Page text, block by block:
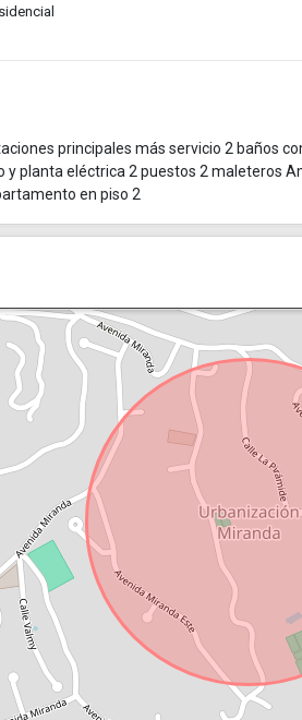
principales más servicio 2 baños
planta eléctrica 2 puestos 2 maleteros
en piso 2